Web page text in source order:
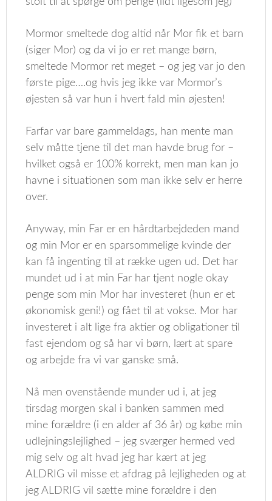
Mormor smeltede dog altid når Mor fik et barn
(siger Mor) og da vi jo er ret mange børn,
smeltede Mormor ret meget – og jeg var jo den
første pige….og hvis jeg ikke var Mormor’s
øjesten så var hun i hvert fald min øjesten!
Farfar var bare gammeldags, han mente man
selv måtte tjene til det man havde brug for –
hvilket også er 100% korrekt, men man kan jo
havne i situationen som man ikke selv er herre
over.
Anyway, min Far er en hårdtarbejdeden mand
og min Mor er en sparsommelige kvinde der
kan få ingenting til at række ugen ud. Det har
mundet ud i at min Far har tjent nogle okay
penge som min Mor har investeret (hun er et
økonomisk geni!) og fået til at vokse. Mor har
investeret i alt lige fra aktier og obligationer til
fast ejendom og så har vi børn, lært at spare
og arbejde fra vi var ganske små.
Nå men ovenstående munder ud i, at jeg
tirsdag morgen skal i banken sammen med
mine forældre (i en alder af 36 år) og købe min
udlejningslejlighed – jeg sværger hermed ved
mig selv og alt hvad jeg har kært at jeg
ALDRIG vil misse et afdrag på lejligheden og at
jeg ALDRIG vil sætte mine forældre i den